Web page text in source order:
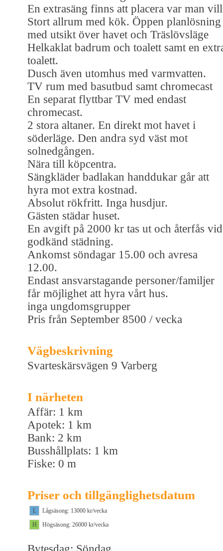
En extrasäng finns att placera var man
Stort allrum med kök. Öppen planlösning
med utsikt över havet och Träslövsläge
Helkaklat badrum och toalett samt en
toalett.
Dusch även utomhus med varmvatten.
TV rum med basutbud samt chromecast
En separat flyttbar TV med endast
chromecast.
2 stora altaner. En direkt mot havet i
söderläge. Den andra syd väst mot
solnedgången.
Nära till köpcentra.
Sängkläder badlakan handdukar går att
hyra mot extra kostnad.
Absolut rökfritt. Inga husdjur.
Gästen städar huset.
En avgift på 2000 kr tas ut och återfås vid
godkänd städning.
Ankomst söndagar 15.00 och avresa
12.00.
Endast ansvarstagande personer/familjer
får möjlighet att hyra vårt hus.
inga ungdomsgrupper
Pris från September 8500 / vecka
Vägbeskrivning
Svarteskärsvägen 9 Varberg
I närheten
Affär: 1 km
Apotek: 1 km
Bank: 2 km
Busshållplats: 1 km
Fiske: 0 m
Priser och tillgänglighetsdatum
L
Lågsäsong: 13000 kr/vecka
H
Högsäsong: 26000 kr/vecka